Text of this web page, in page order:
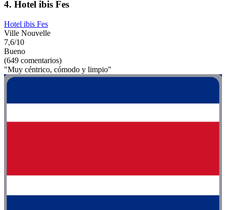
4. Hotel ibis Fes
Hotel ibis Fes
Ville Nouvelle
7,6/10
Bueno
(649 comentarios)
"Muy céntrico, cómodo y limpio"